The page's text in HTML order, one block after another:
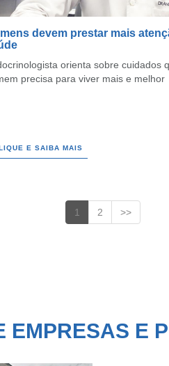
devem prestar mais
orienta sobre cuidados
precisa para viver mais e melhor
E SAIBA MAIS
1 2 >>
EMPRESAS E